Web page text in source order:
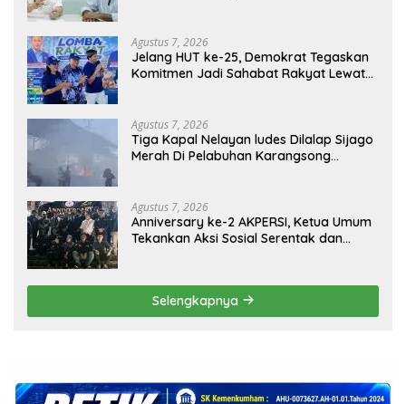
Agustus 7, 2026
Jelang HUT ke-25, Demokrat Tegaskan
Komitmen Jadi Sahabat Rakyat Lewat
Agustus 7, 2026
Tiga Kapal Nelayan ludes Dilalap Sijago
Merah Di Pelabuhan Karangsong
Agustus 7, 2026
Anniversary ke-2 AKPERSI, Ketua Umum
Tekankan Aksi Sosial Serentak dan
Selengkapnya